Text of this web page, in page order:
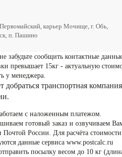
карьер Мочище, г. Обь,
п. Пашино
забудьте сообщить контактные
превышает 15кг - актуальную
у менеджера.
добраться транспортная
с наложенным платежом.
готовый заказ и озвучиваем
Почтой России. Для расчёта
данные сервиса www.postcalc.ru
посылку весом до 10 кг